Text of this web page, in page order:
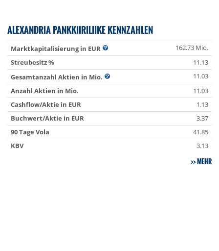
ALEXANDRIA PANKKIIRILIIKE KENNZAHLEN
Marktkapitalisierung in EUR
162.73 Mio.
Streubesitz %
11.13
Gesamtanzahl Aktien in Mio.
11.03
Anzahl Aktien in Mio.
11.03
Cashflow/Aktie in EUR
1.13
Buchwert/Aktie in EUR
3.37
90 Tage Vola
41.85
KBV
3.13
MEHR